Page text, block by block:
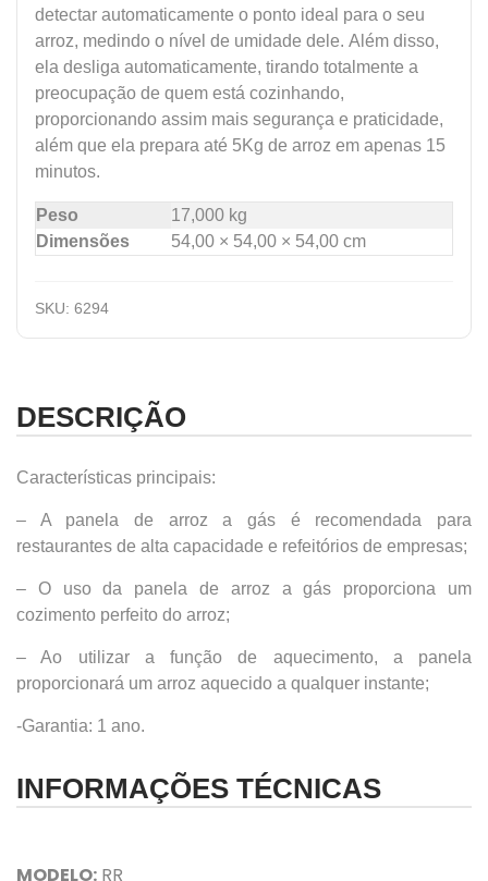
detectar automaticamente o ponto ideal para o seu
arroz, medindo o nível de umidade dele. Além disso,
ela desliga automaticamente, tirando totalmente a
preocupação de quem está cozinhando,
proporcionando assim mais segurança e praticidade,
além que ela prepara até 5Kg de arroz em apenas 15
minutos.
Peso
17,000 kg
Dimensões
54,00 × 54,00 × 54,00 cm
SKU: 6294
DESCRIÇÃO
Características principais:
– A panela de arroz a gás é recomendada para
restaurantes de alta capacidade e refeitórios de empresas;
– O uso da panela de arroz a gás proporciona um
cozimento perfeito do arroz;
– Ao utilizar a função de aquecimento, a panela
proporcionará um arroz aquecido a qualquer instante;
-Garantia: 1 ano.
INFORMAÇÕES TÉCNICAS
MODELO: RR